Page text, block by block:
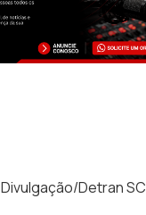
Divulgação/Detran SC